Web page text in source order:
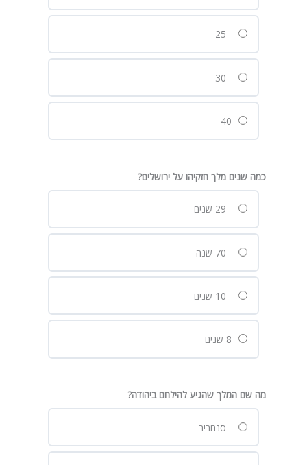
כמה שנים מלך חזקיהו על ירושלים?
מה שם המלך שהגיע להילחם ביהודה?
סנחריב